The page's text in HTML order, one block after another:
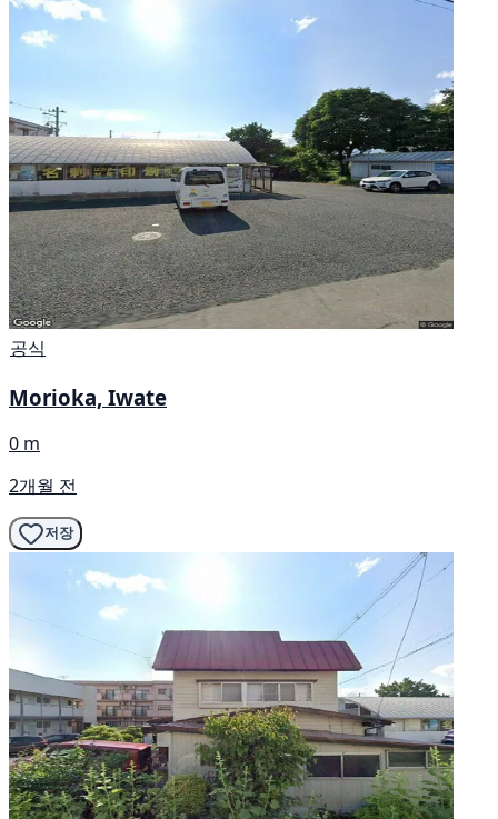
공식
Morioka, Iwate
0 m
2개월 전
저장